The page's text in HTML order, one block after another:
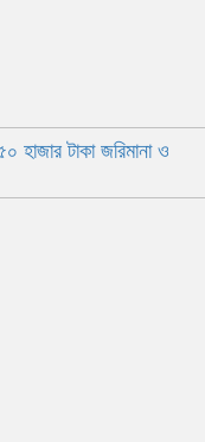
হাজার টাকা জরিমানা ও